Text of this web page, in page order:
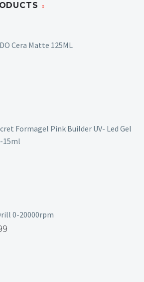
Cera Matte 125ML
Formagel Pink Builder UV- Led Gel
15ml
0-20000rpm